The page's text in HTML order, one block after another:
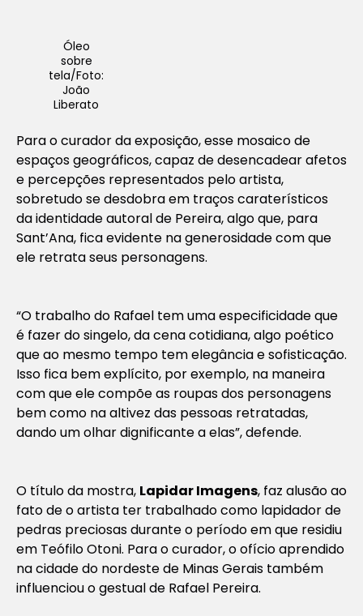
Óleo
sobre
tela/Foto:
João
Liberato
Para o curador da exposição, esse mosaico de
espaços geográficos, capaz de desencadear afetos
e percepções representados pelo artista,
sobretudo se desdobra em traços caraterísticos
da identidade autoral de Pereira, algo que, para
Sant’Ana, fica evidente na generosidade com que
ele retrata seus personagens.
“O trabalho do Rafael tem uma especificidade que
é fazer do singelo, da cena cotidiana, algo poético
que ao mesmo tempo tem elegância e sofisticação.
Isso fica bem explícito, por exemplo, na maneira
com que ele compõe as roupas dos personagens
bem como na altivez das pessoas retratadas,
dando um olhar dignificante a elas”, defende.
O título da mostra, Lapidar Imagens, faz alusão ao
fato de o artista ter trabalhado como lapidador de
pedras preciosas durante o período em que residiu
em Teófilo Otoni. Para o curador, o ofício aprendido
na cidade do nordeste de Minas Gerais também
influenciou o gestual de Rafael Pereira.